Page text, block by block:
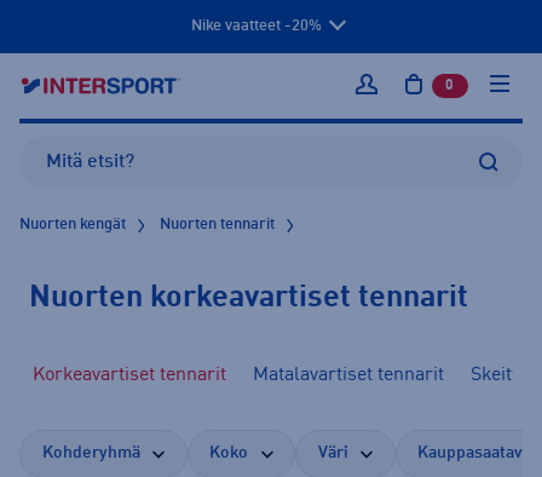
Nike vaatteet -20%
Kirjaudu sisään
0 tuotetta
Nuorten kengät Nuorten tennarit
Nuorten korkeavartiset tennarit
Korkeavartiset tennarit Matalavartiset tennarit
Kohderyhmä Koko Väri